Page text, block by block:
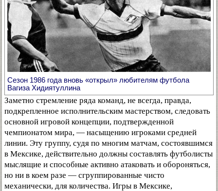
Сезон 1986 года вновь «открыл» любителям футбола
Вагиза Хидиятуллина
Заметно стремление ряда команд, не всегда, правда,
подкрепленное исполнительским мастерством, следовать
основной игровой концепции, подтвержденной
чемпионатом мира, — насыщению игроками средней
линии. Эту группу, судя по многим матчам, состоявшимся
в Мексике, действительно должны составлять футболисты
мыслящие и способные активно атаковать и обороняться,
но ни в коем разе — сгруппированные чисто
механически, для количества. Игры в Мексике,